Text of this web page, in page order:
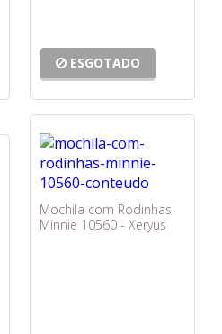
ESGOTADO
Mochila com Rodinhas
Minnie 10560 - Xeryus